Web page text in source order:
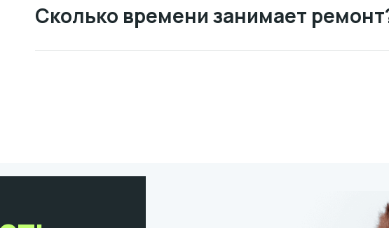
Сколько времени занимает